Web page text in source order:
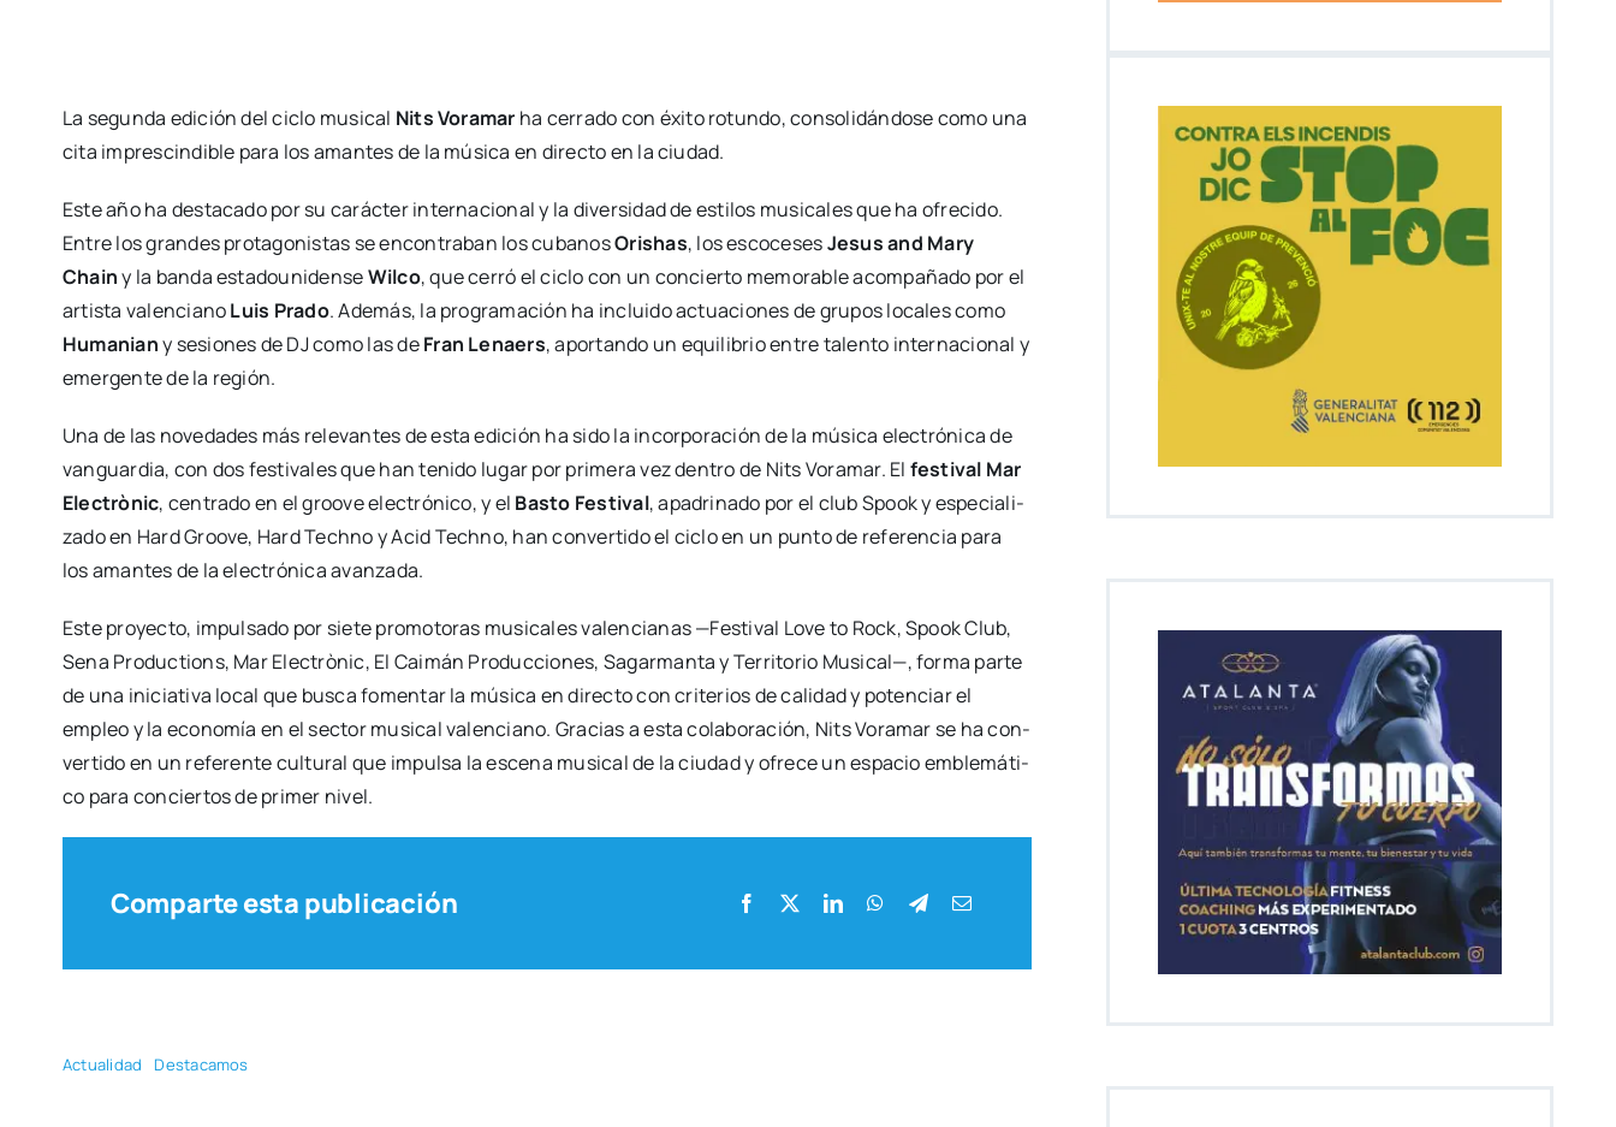
La segun­da edi­ción del ciclo musi­cal Nits Vora­mar ha cerra­do con éxi­to rotun­do, con­so­li­dán­do­se como una
cita impres­cin­di­ble para los aman­tes de la músi­ca en direc­to en la ciu­dad.
Este año ha des­ta­ca­do por su carác­ter inter­na­cio­nal y la diver­si­dad de esti­los musi­ca­les que ha ofre­ci­do.
Entre los gran­des pro­ta­go­nis­tas se encon­tra­ban los cuba­nosOrishas, los esco­ce­sesJesus and Mary
Chainy la ban­da esta­dou­ni­den­seWil­co, que cerró el ciclo con un con­cier­to memo­ra­ble acom­pa­ña­do por el
artis­ta valen­cianoLuis Pra­do. Ade­más, la pro­gra­ma­ción ha inclui­do actua­cio­nes de gru­pos loca­les como
Huma­niany sesio­nes de DJ como las deFran Lenaers, apor­tan­do un equi­li­brio entre talen­to inter­na­cio­nal y
emer­gen­te de la región.
Una de las nove­da­des más rele­van­tes de esta edi­ción ha sido la incor­po­ra­ción de la músi­ca elec­tró­ni­ca de
van­guar­dia, con dos fes­ti­va­les que han teni­do lugar por pri­me­ra vez den­tro de Nits Vora­mar. El fes­ti­val Mar
Elec­trò­nic, cen­tra­do en el groo­ve elec­tró­ni­co, y el Bas­to Fes­ti­val, apa­dri­na­do por el club Spook y espe­cia­li­
za­do en Hard Groo­ve, Hard Techno y Acid Techno, han con­ver­ti­do el ciclo en un pun­to de refe­ren­cia para
los aman­tes de la elec­tró­ni­ca avan­za­da.
Este pro­yec­to, impul­sa­do por sie­te pro­mo­to­ras musi­ca­les valen­cia­nas —Fes­ti­val Love to Rock, Spook Club,
Sena Pro­duc­tions, Mar Elec­trò­nic, El Cai­mán Pro­duc­cio­nes, Sagar­man­ta y Terri­to­rio Musi­cal—, for­ma par­te
de una ini­cia­ti­va local que bus­ca fomen­tar la músi­ca en direc­to con cri­te­rios de cali­dad y poten­ciar el
empleo y la eco­no­mía en el sec­tor musi­cal valen­ciano. Gra­cias a esta cola­bo­ra­ción, Nits Vora­mar se ha con­
ver­ti­do en un refe­ren­te cul­tu­ral que impul­sa la esce­na musi­cal de la ciu­dad y ofre­ce un espa­cio emble­má­ti­
co para con­cier­tos de pri­mer nivel.
Comparte esta publicación
Actua­li­dad Des­ta­ca­mos